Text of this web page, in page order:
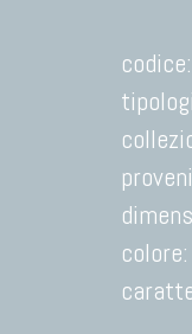
codice:
colore: